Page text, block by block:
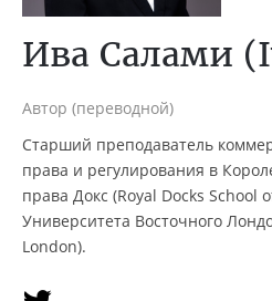
Ива Салами
Автор (переводной)
Старший преподаватель
права и регулирования в
права Докс (Royal Docks School
Университета Восточного
London).